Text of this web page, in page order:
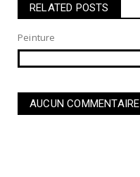
RELATED POSTS
Peinture
AUCUN COMMENTAIRE